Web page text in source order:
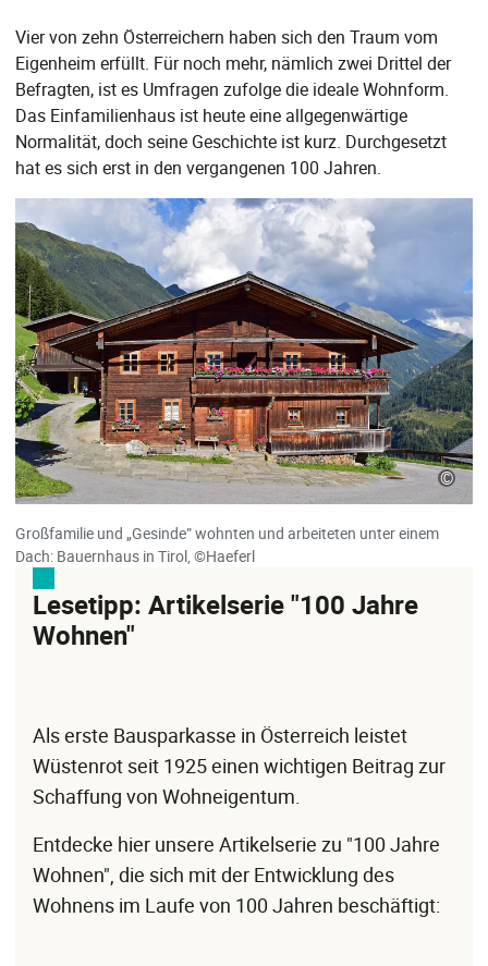
Vier von zehn Österreichern haben sich den Traum vom
Eigenheim erfüllt. Für noch mehr, nämlich zwei Drittel der
Befragten, ist es Umfragen zufolge die ideale Wohnform.
Das Einfamilienhaus ist heute eine allgegenwärtige
Normalität, doch seine Geschichte ist kurz. Durchgesetzt
hat es sich erst in den vergangenen 100 Jahren.
©
Großfamilie und „Gesinde” wohnten und arbeiteten unter einem
Dach: Bauernhaus in Tirol, ©Haeferl
Lesetipp: Artikelserie "100 Jahre
Wohnen"
Als erste Bausparkasse in Österreich leistet
Wüstenrot seit 1925 einen wichtigen Beitrag zur
Schaffung von Wohneigentum.
Entdecke hier unsere Artikelserie zu "100 Jahre
Wohnen", die sich mit der Entwicklung des
Wohnens im Laufe von 100 Jahren beschäftigt: